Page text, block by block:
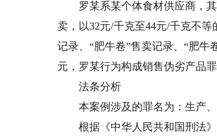
罗某系某个体食材供应商，其
卖，以32元/千克至44元/千克不
记录、“肥牛卷”售卖记录、“肥
元，罗某行为构成销售伪劣产品
法条分析
本案例涉及的罪名为：生产、
根据《中华人民共和国刑法》